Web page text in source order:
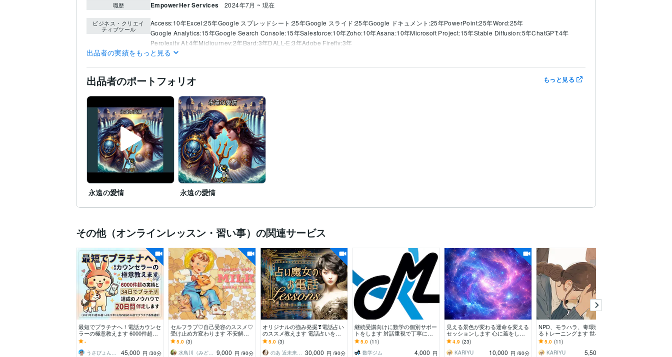
職歴 EmpowerHer Services 2024年7月 ~ 現在
ビジネス・クリエイ
ティブツール
Access:10年Excel:25年Google スプレッドシート:25年Google スライド:25年Google ドキュメント:25年PowerPoint:25年Word:25年
Google Analytics:15年Google Search Console:15年Salesforce:10年Zoho:10年Asana:10年Microsoft Project:15年Stable Diffusion:5年ChatGPT:4年
Perplexity AI:4年Midjourney:2年Bard:3年DALL-E:3年Adobe Firefly:3年
どんなジャンルも対可
語学力 英語 ネイティブレベル
出品者の実績をもっと見る
出品者のポートフォリオ もっと見る
永遠の愛情 永遠の愛情
その他（オンラインレッスン・習い事）の関連サービス
最短でプラチナへ！電話カウンセ
ラーの極意教えます 6000件超の
実績と34日達成のノウハウで20
日間伴走します
-
うさぴょん＠癒し系アラフィフ心寄り添い人
45,000 円 /30分
セルフラブ♡自己受容のススメ♡
受け止め方変わります 不安解
消！マインドセットでセルフイメ
ージUP♡まるっと自分♡
5.0 (3)
水鳥川（みどりかわ）るい 9,000 円 /90分
オリジナルの強み発掘❣電話占い
のススメ教えます 電話占いを本
気で始めたい方始めている方に生
きたノウハウを伝授
5.0 (3)
のあ 近未来鑑定師 TR OR LE 30,000 円 /90分
継続受講向けに数学の個別サポー
トをします 対話重視で丁寧に理
解を深める継続指導
5.0 (11)
数学ジム
4,000 円
見える景色が変わる運命を変える
セッションします 心に蓋をしな
いメソッドのレッスン
4.9 (23)
KARIYU
10,000 円 /60分
NPD、モラハラ、毒環境から抜け
るトレーニングます 世界を味方
にメソッドリピーター専用
5.0 (11)
KARIYU
5,500